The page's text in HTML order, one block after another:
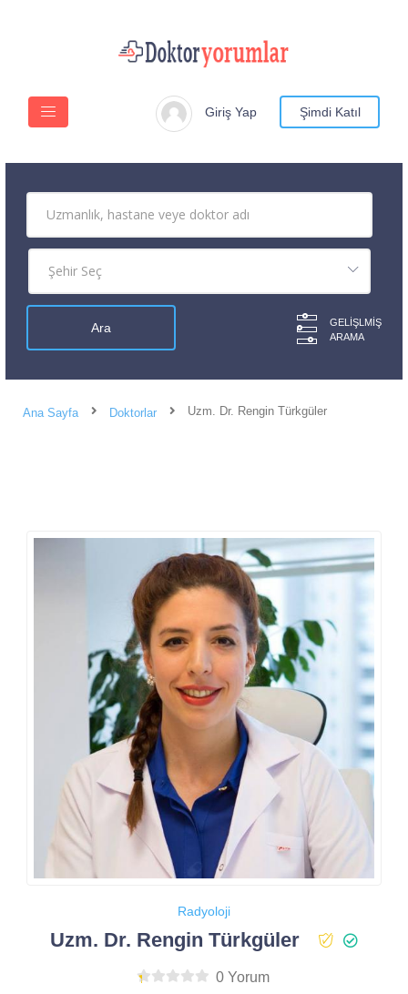
Giriş Yap Şimdi Katıl
GELIŞLMIŞ
ARAMA
Ana Sayfa Doktorlar Uzm. Dr. Rengin Türkgüler
Radyoloji
Uzm. Dr. Rengin Türkgüler
0 Yorum